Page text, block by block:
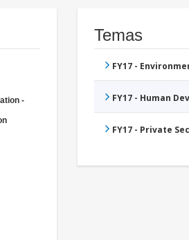
-
Temas
FY17 -
FY17 - Human
FY17 - Private